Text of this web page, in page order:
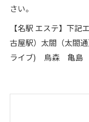
さい。
【名駅 エステ】下
古屋駅）太閤（太閤
ライブ) 鳥森 亀